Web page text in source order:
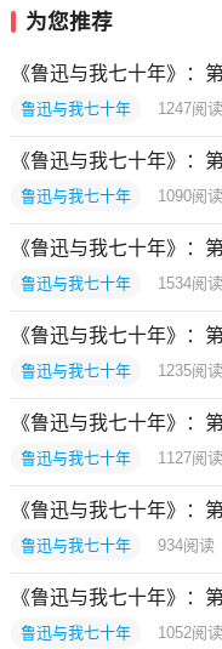
为您推荐
《鲁迅与我七十年》
鲁迅与我七十年 1247阅读
《鲁迅与我七十年》
鲁迅与我七十年 1090阅读
《鲁迅与我七十年》：
鲁迅与我七十年 1534阅读
《鲁迅与我七十年》
鲁迅与我七十年 1235阅读
《鲁迅与我七十年》
鲁迅与我七十年 1127阅读
《鲁迅与我七十年》：
鲁迅与我七十年 934阅读
《鲁迅与我七十年》
鲁迅与我七十年 1052阅读